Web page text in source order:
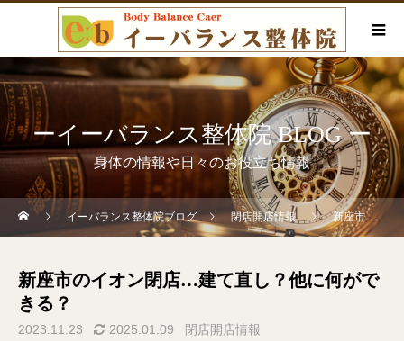
ーイーバランス整体院 BLOG ー
身体の情報や日々のお役立ち情報
イーバランス整体院ブログ 閉店開店情報 新座市のイオン閉店…建て直し？他に何ができる？
新座市のイオン閉店…建て直し？他に何がで
きる？
2023.11.23 2025.01.09 閉店開店情報